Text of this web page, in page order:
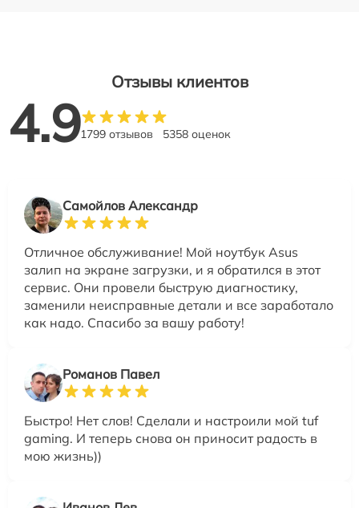
Отзывы клиентов
4.91799 отзывов 5358 оценок
Самойлов Александр
Отличное обслуживание! Мой ноутбук Asus
залип на экране загрузки, и я обратился в этот
сервис. Они провели быструю диагностику,
заменили неисправные детали и все заработало
как надо. Спасибо за вашу работу!
Романов Павел
Быстро! Нет слов! Сделали и настроили мой tuf
gaming. И теперь снова он приносит радость в
мою жизнь))